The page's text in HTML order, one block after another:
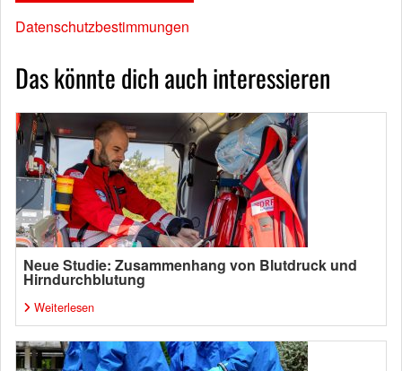
Datenschutzbestimmungen
Das könnte dich auch interessieren
Neue Studie: Zusammenhang von Blutdruck und
Hirndurchblutung
Weiterlesen